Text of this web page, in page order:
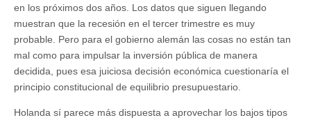
en los próximos dos años. Los datos que siguen llegando
muestran que la recesión en el tercer trimestre es muy
probable. Pero para el gobierno alemán las cosas no están tan
mal como para impulsar la inversión pública de manera
decidida, pues esa juiciosa decisión económica cuestionaría el
principio constitucional de equilibrio presupuestario.
Holanda sí parece más dispuesta a aprovechar los bajos tipos